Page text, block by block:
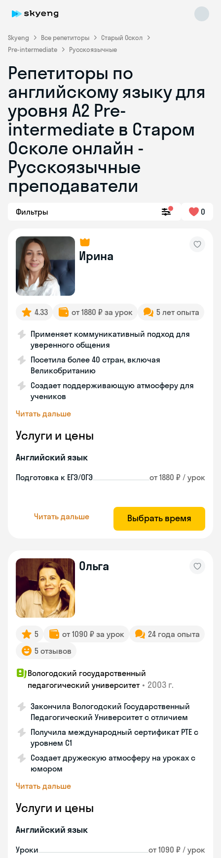
Skyeng Все репетиторы
Старый Оскол
Pre-intermediate
Русскоязычные
Репетиторы по
английскому языку для
уровня A2 Pre-
intermediate в Старом
Осколе онлайн -
Русскоязычные
преподаватели
Фильтры 0
Ирина
4.33 от 1880 ₽ за урок 5 лет опыта
Применяет коммуникативный подход для
уверенного общения
Посетила более 40 стран, включая
Великобританию
Создает поддерживающую атмосферу для
учеников
Читать дальше
Услуги и цены
Английский язык
Подготовка к ЕГЭ/ОГЭ от 1880 ₽ / урок
Читать дальше Выбрать время
Ольга
5 от 1090 ₽ за урок
24 года опыта
5 отзывов
Вологодский государственный
педагогический университет • 2003 г.
Закончила Вологодский Государственный
Педагогический Университет с отличием
Получила международный сертификат PTE с
уровнем C1
Создает дружескую атмосферу на уроках с
юмором
Читать дальше
Услуги и цены
Английский язык
Уроки от 1090 ₽ / урок
Skyeng Chat